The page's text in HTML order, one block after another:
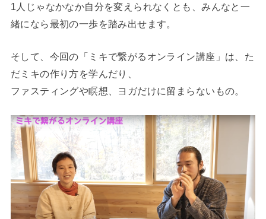
1人じゃなかなか自分を変えられなくとも、みんなと一
緒になら最初の一歩を踏み出せます。
そして、今回の「ミキで繋がるオンライン講座」は、た
だミキの作り方を学んだり、
ファスティングや瞑想、ヨガだけに留まらないもの。